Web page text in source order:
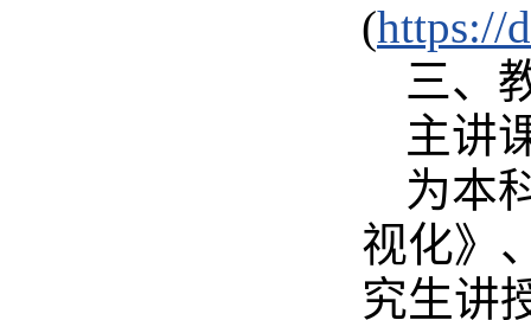
(https://
三、
主讲
为本
视化》
究生讲